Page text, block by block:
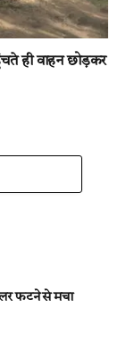
ही वाहन छोड़कर
फटने से मचा